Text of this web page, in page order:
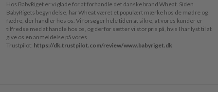
Hos BabyRiget er vi glade for at forhandle det danske brand Wheat. Siden
BabyRigets begyndelse, har Wheat været et populært mærke hos de mødre og
fædre, der handler hos os. Vi forsøger hele tiden at sikre, at vores kunder er
tilfredse med at handle hos os, og derfor sætter vi stor pris på, hvis I har lyst til at
give os en anmeldelse på vores
Trustpilot: https://dk.trustpilot.com/review/www.babyriget.dk